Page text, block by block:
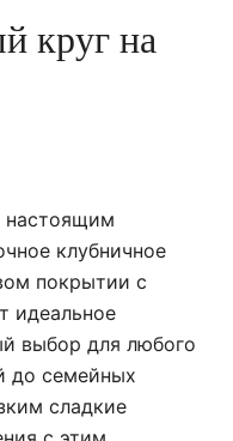
круг на
настоящим
клубничное
покрытии с
идеальное
выбор для любого
до семейных
сладкие